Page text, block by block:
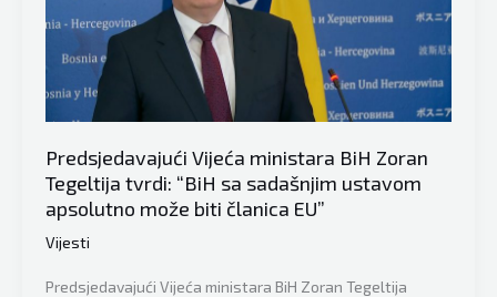
Komšiću
Džaferoviću
iz
“Dobre
stvari
ne
mogu
Predsjedavajući Vijeća ministara BiH Zoran
Tegeltija tvrdi: “BiH sa sadašnjim ustavom
apsolutno može biti članica EU”
Vijesti
Predsjedavajući Vijeća ministara BiH Zoran Tegeltija